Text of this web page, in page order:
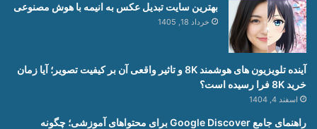
بهترین سایت تبدیل عکس به انیمه با هوش مصنوعی
خرداد 18, 1405
آینده تلویزیون های هوشمند 8K و تاثیر واقعی آن بر کیفیت تصویر؛ آیا زمان
خرید 8K فرا رسیده است؟
اسفند 4, 1404
راهنمای جامع Google Discover برای محتواهای آموزشی؛ چگونه